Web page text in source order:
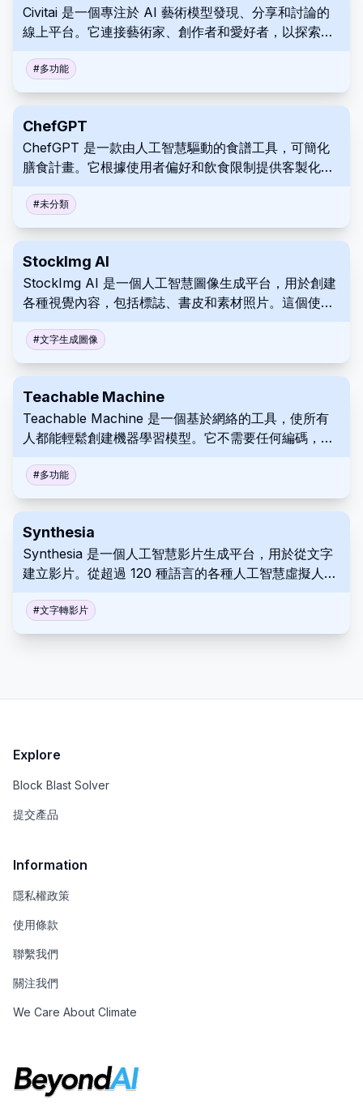
Civitai 是一個專注於 AI 藝術模型發現、分享和討論的
線上平台。它連接藝術家、創作者和愛好者，以探索各
作品並參與創意競賽。
#多功能
ChefGPT
ChefGPT 是一款由人工智慧驅動的食譜工具，可簡化
膳食計畫。它根據使用者偏好和飲食限制提供客製化的
確保用餐時間的滿意度。
#未分類
StockImg AI
StockImg AI 是一個人工智慧圖像生成平台，用於創建
各種視覺內容，包括標誌、書皮和素材照片。這個使用
圖像。
#文字生成圖像
Teachable Machine
Teachable Machine 是一個基於網絡的工具，使所有
人都能輕鬆創建機器學習模型。它不需要任何編碼，並
透過將您的自訂人工智慧模型整合到應用程式中或將其
部署在您的網站上，可將其用於各種個人或商業目的。
#多功能
Synthesia
Synthesia 是一個人工智慧影片生成平台，用於從文字
建立影片。從超過 120 種語言的各種人工智慧虛擬人物
#文字轉影片
Explore
Block Blast Solver
提交產品
Information
隱私權政策
使用條款
聯繫我們
關注我們
We Care About Climate